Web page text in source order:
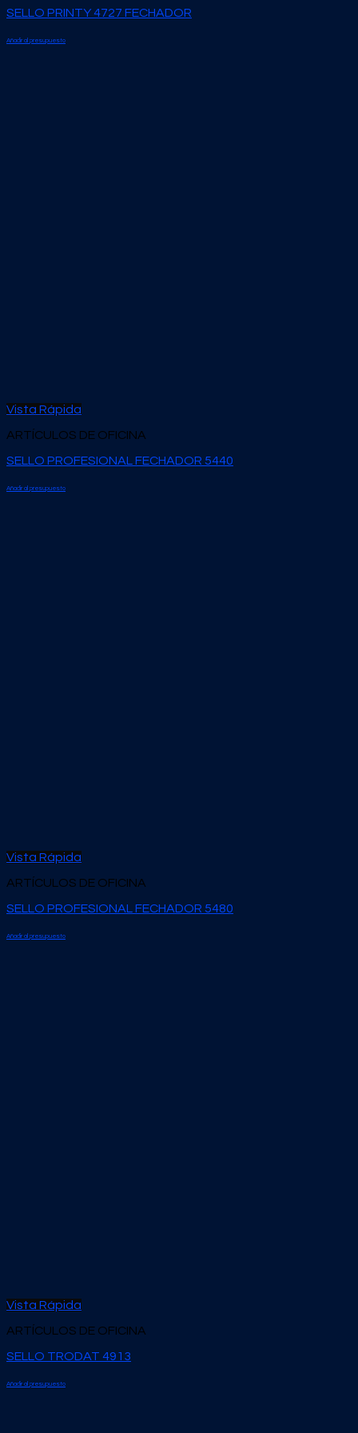
SELLO PRINTY 4727 FECHADOR
Añadir al presupuesto
Vista Rápida
ARTÍCULOS DE OFICINA
SELLO PROFESIONAL FECHADOR 5440
Añadir al presupuesto
Vista Rápida
ARTÍCULOS DE OFICINA
SELLO PROFESIONAL FECHADOR 5480
Añadir al presupuesto
Vista Rápida
ARTÍCULOS DE OFICINA
SELLO TRODAT 4913
Añadir al presupuesto